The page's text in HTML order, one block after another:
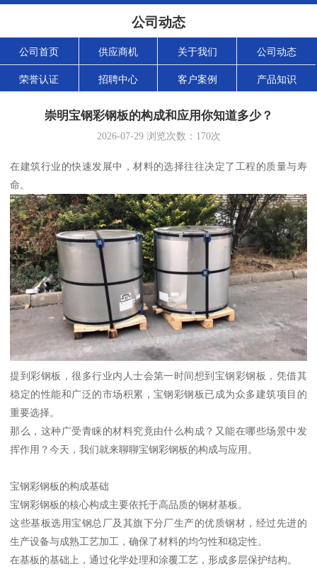
公司动态
公司首页 供应商机 关于我们 公司动态
荣誉认证 招聘中心 客户案例 产品知识
崇明宝钢彩钢板的构成和应用你知道多少？
2026-07-29浏览次数： 170次
在建筑行业的快速发展中，材料的选择往往决定了工程的质量与寿
命。
提到彩钢板，很多行业内人士会第一时间想到宝钢彩钢板，凭借其
稳定的性能和广泛的市场积累，宝钢彩钢板已成为众多建筑项目的
重要选择。
那么，这种广受青睐的材料究竟由什么构成？又能在哪些场景中发
挥作用？今天，我们就来聊聊宝钢彩钢板的构成与应用。
宝钢彩钢板的构成基础
宝钢彩钢板的核心构成主要依托于高品质的钢材基板。
这些基板选用宝钢总厂及其旗下分厂生产的优质钢材，经过先进的
生产设备与成熟工艺加工，确保了材料的均匀性和稳定性。
在基板的基础上，通过化学处理和涂覆工艺，形成多层保护结构。